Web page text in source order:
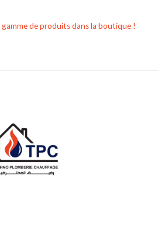
de produits dans la boutique !